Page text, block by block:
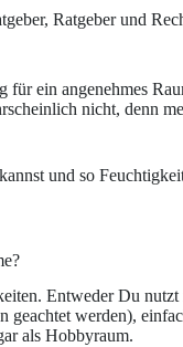
, Ratgeber und
ein angenehmes
nicht, denn
und so
Entweder Du
werden),
als Hobbyraum.